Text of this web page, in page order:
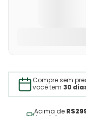
Compre sem
você tem 30
Acima de